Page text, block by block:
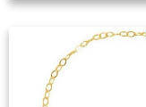
JADE
KARNEOL
KUNZIT